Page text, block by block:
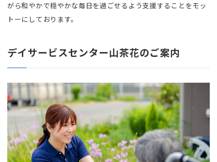
がら和やかで穏やかな毎日を過ごせるよう支援することをモッ
トーにしております。
デイサービスセンター山茶花のご案内